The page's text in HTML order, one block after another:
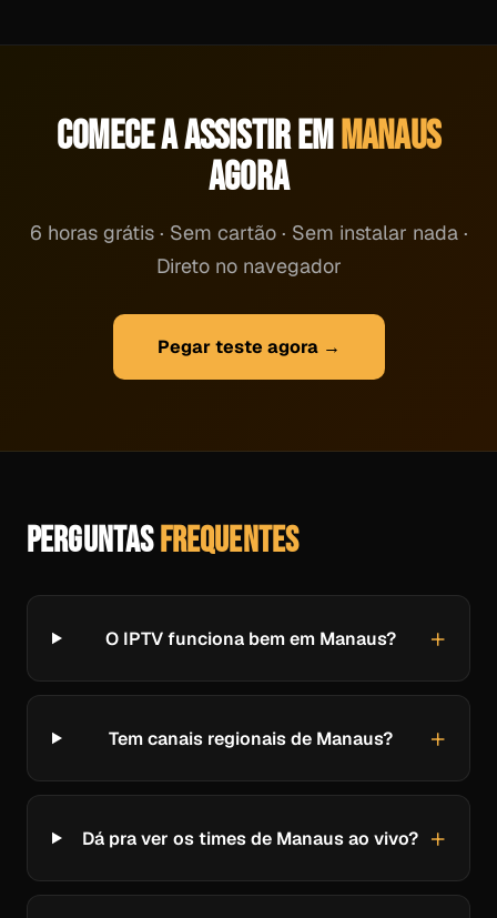
COMECE A ASSISTIR EMMANAUS
AGORA
6 horas grátis · Sem cartão · Sem instalar nada ·
Direto no navegador
Pegar teste agora →
PERGUNTASFREQUENTES
O IPTV funciona bem em Manaus?
Tem canais regionais de Manaus?
Dá pra ver os times de Manaus ao vivo?